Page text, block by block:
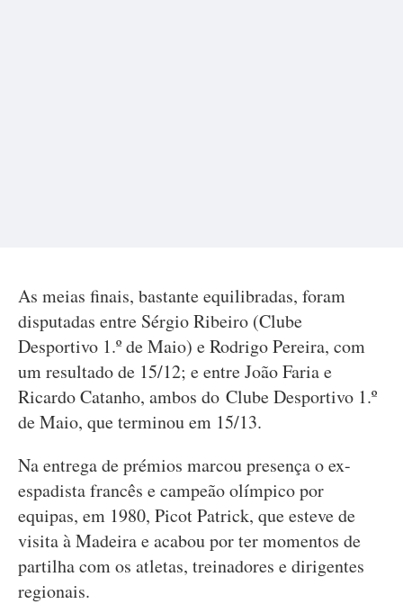
As meias finais, bastante equilibradas, foram
disputadas entre Sérgio Ribeiro (Clube
Desportivo 1.º de Maio) e Rodrigo Pereira, com
um resultado de 15/12; e entre João Faria e
Ricardo Catanho, ambos do Clube Desportivo 1.º
de Maio, que terminou em 15/13.
Na entrega de prémios marcou presença o ex-
espadista francês e campeão olímpico por
equipas, em 1980, Picot Patrick, que esteve de
visita à Madeira e acabou por ter momentos de
partilha com os atletas, treinadores e dirigentes
regionais.